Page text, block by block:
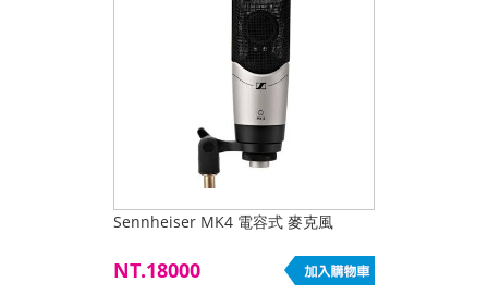
Sennheiser MK4 電容式 麥克風
NT.18000